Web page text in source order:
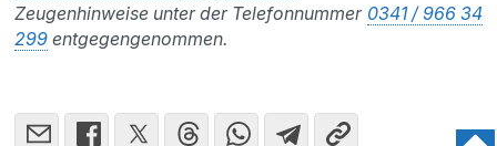
Zeugenhinweise unter der Telefonnummer 0341 / 966 34
299 entgegengenommen.